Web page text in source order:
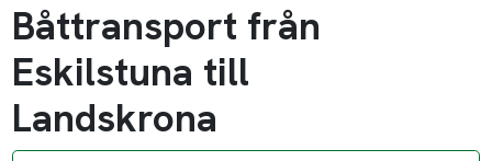
Båttransport från
Eskilstuna till
Landskrona